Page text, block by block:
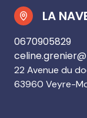
LA
0670905829
22 Avenue du
63960 Veyre-